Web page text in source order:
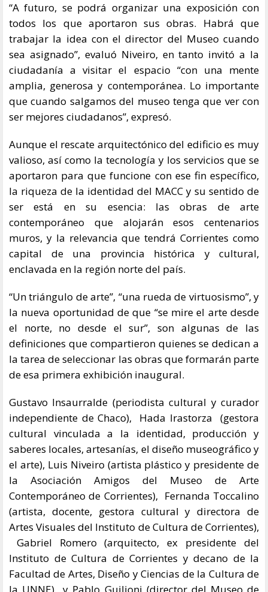
“A futuro, se podrá organizar una exposición con
todos los que aportaron sus obras. Habrá que
trabajar la idea con el director del Museo cuando
sea asignado”, evaluó Niveiro, en tanto invitó a la
ciudadanía a visitar el espacio “con una mente
amplia, generosa y contemporánea. Lo importante
que cuando salgamos del museo tenga que ver con
ser mejores ciudadanos”, expresó.
Aunque el rescate arquitectónico del edificio es muy
valioso, así como la tecnología y los servicios que se
aportaron para que funcione con ese fin específico,
la riqueza de la identidad del MACC y su sentido de
ser está en su esencia: las obras de arte
contemporáneo que alojarán esos centenarios
muros, y la relevancia que tendrá Corrientes como
capital de una provincia histórica y cultural,
enclavada en la región norte del país.
“Un triángulo de arte”, “una rueda de virtuosismo”, y
la nueva oportunidad de que “se mire el arte desde
el norte, no desde el sur”, son algunas de las
definiciones que compartieron quienes se dedican a
la tarea de seleccionar las obras que formarán parte
de esa primera exhibición inaugural.
Gustavo Insaurralde (periodista cultural y curador
independiente de Chaco), Hada Irastorza (gestora
cultural vinculada a la identidad, producción y
saberes locales, artesanías, el diseño museográfico y
el arte), Luis Niveiro (artista plástico y presidente de
la Asociación Amigos del Museo de Arte
Contemporáneo de Corrientes), Fernanda Toccalino
(artista, docente, gestora cultural y directora de
Artes Visuales del Instituto de Cultura de Corrientes),
Gabriel Romero (arquitecto, ex presidente del
Instituto de Cultura de Corrientes y decano de la
Facultad de Artes, Diseño y Ciencias de la Cultura de